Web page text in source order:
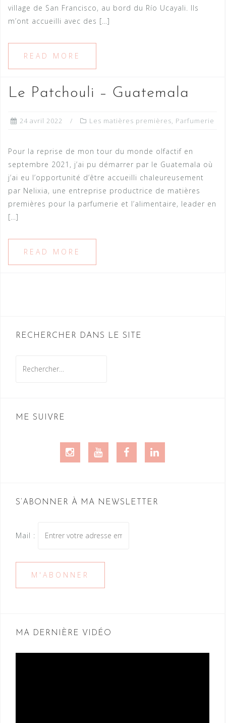
village de San Francisco, au bord du Río Ucayali. Ils
m’ont accueilli avec des […]
READ MORE
Le Patchouli – Guatemala
24 avril 2022 Les matières premières, Parfumerie
Pour la reprise de mon tour du monde olfactif en
septembre 2021, j’ai pu démarrer par le Guatemala où
j’ai eu l’opportunité d’être accueilli chaleureusement
par Nelixia, une entreprise productrice de matières
premières pour la parfumerie et l’alimentaire, leader en
[…]
READ MORE
RECHERCHER DANS LE SITE
ME SUIVRE
InstagramYoutube Facebook
S’ABONNER À MA NEWSLETTER
Mail :
MA DERNIÈRE VIDÉO